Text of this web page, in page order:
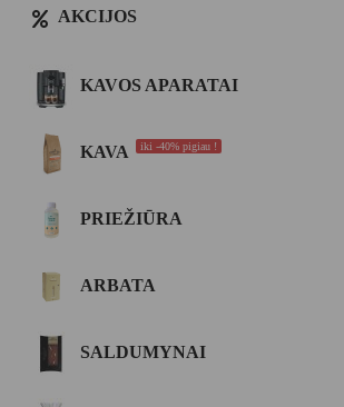
AKCIJOS
KAVOS APARATAI
KAVA iki -40% pigiau !
PRIEŽIŪRA
ARBATA
SALDUMYNAI